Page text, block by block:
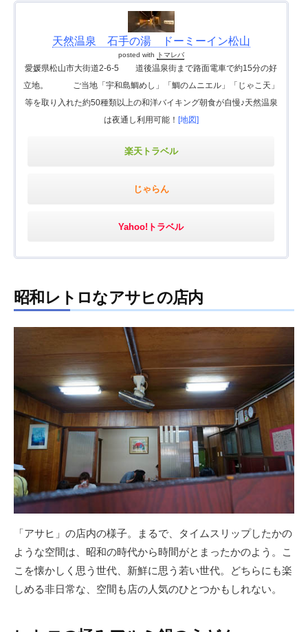
天然温泉 石手の湯 ドーミーイン松山
posted with トマレバ
愛媛県松山市大街道2-6-5 道後温泉街まで路面電車で約15分の好
立地。 ご当地「宇和島鯛めし」「鯛のムニエル」「じゃこ天」
等を取り入れた約50種類以上の和洋バイキング朝食が自慢♪天然温泉
は夜通し利用可能！ [地図]
楽天トラベル
じゃらん
Yahoo!トラベル
昭和レトロなアサヒの店内
「アサヒ」の店内の様子。まるで、タイムスリップしたかの
ような空間は、昭和の時代から時間がとまったかのよう。こ
こを懐かしく思う世代、新鮮に思う若い世代。どちらにも楽
しめる非日常な、空間も店の人気のひとつかもしれない。